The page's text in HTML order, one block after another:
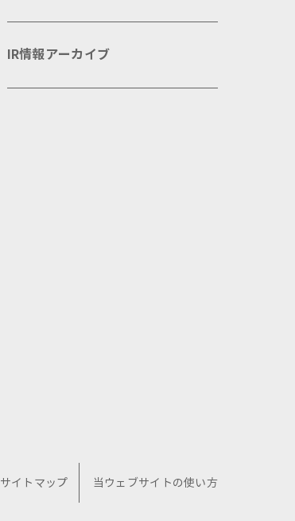
IR情報アーカイブ
サイトマップ 当ウェブサイトの使い方